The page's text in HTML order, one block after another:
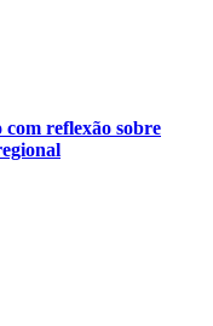
reflexão sobre